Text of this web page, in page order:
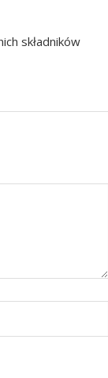
składników